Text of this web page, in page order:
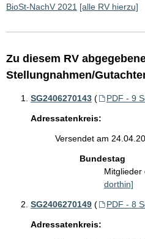
BioSt-NachV 2021 [alle RV hierzu]
Zu diesem RV
Stellungnahmen/
SG2406270143 ( PDF - 9
Adressatenkreis:
Versendet am
Bundestag
Mitglieder
dorthin]
SG2406270149 ( PDF - 8
Adressatenkreis: